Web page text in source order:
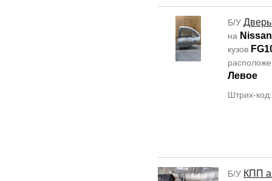
Б/У
на
кузов
Левое
Штрих-
Б/У КПП